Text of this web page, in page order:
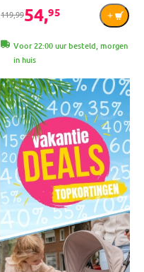
119,9954,95
Voor 22:00 uur besteld, morgen
in huis